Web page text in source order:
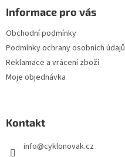
Informace pro vás
Obchodní podmínky
Podmínky ochrany osobních údajů
Reklamace a vrácení zboží
Moje objednávka
Kontakt
info@cyklonovak.cz